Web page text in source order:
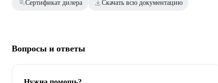
Сертификат дилера Скачать всю документацию
Вопросы и ответы